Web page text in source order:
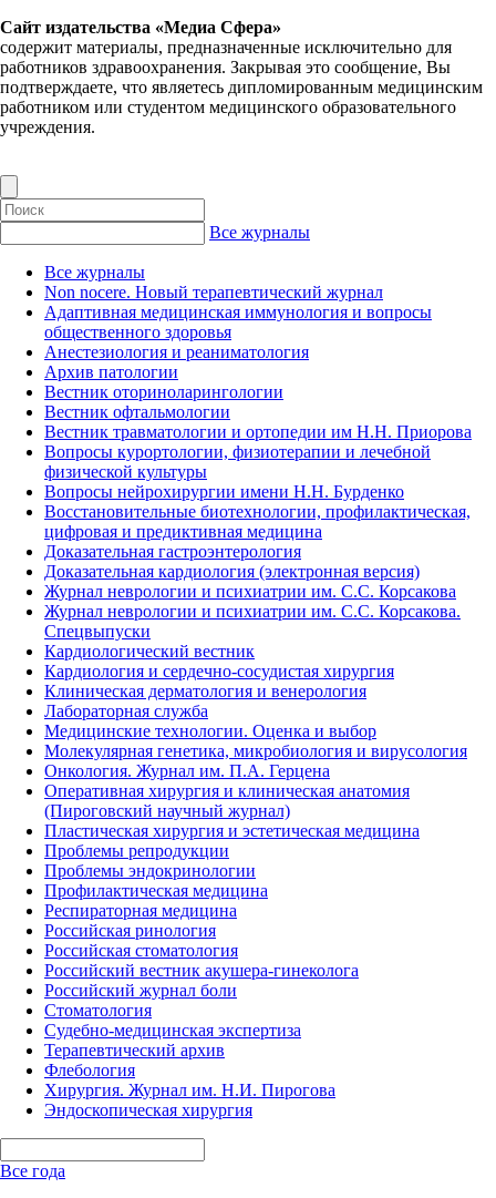
Сайт издательства «Медиа Сфера»
содержит материалы, предназначенные исключительно для
работников здравоохранения. Закрывая это сообщение, Вы
подтверждаете, что являетесь дипломированным медицинским
работником или студентом медицинского образовательного
учреждения.
Все журналы
Все журналы
Non nocere. Новый терапевтический журнал
Адаптивная медицинская иммунология и вопросы
общественного здоровья
Анестезиология и реаниматология
Архив патологии
Вестник оториноларингологии
Вестник офтальмологии
Вестник травматологии и ортопедии им Н.Н. Приорова
Вопросы курортологии, физиотерапии и лечебной
физической культуры
Вопросы нейрохирургии имени Н.Н. Бурденко
Восстановительные биотехнологии, профилактическая,
цифровая и предиктивная медицина
Доказательная гастроэнтерология
Доказательная кардиология (электронная версия)
Журнал неврологии и психиатрии им. С.С. Корсакова
Журнал неврологии и психиатрии им. С.С. Корсакова.
Спецвыпуски
Кардиологический вестник
Кардиология и сердечно-сосудистая хирургия
Клиническая дерматология и венерология
Лабораторная служба
Медицинские технологии. Оценка и выбор
Молекулярная генетика, микробиология и вирусология
Онкология. Журнал им. П.А. Герцена
Оперативная хирургия и клиническая анатомия
(Пироговский научный журнал)
Пластическая хирургия и эстетическая медицина
Проблемы репродукции
Проблемы эндокринологии
Профилактическая медицина
Респираторная медицина
Российская ринология
Российская стоматология
Российский вестник акушера-гинеколога
Российский журнал боли
Стоматология
Судебно-медицинская экспертиза
Терапевтический архив
Флебология
Хирургия. Журнал им. Н.И. Пирогова
Эндоскопическая хирургия
Все года